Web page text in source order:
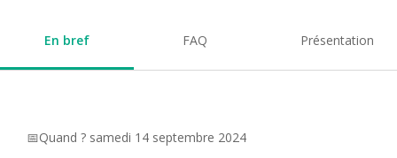
En bref FAQ Présentation
📅Quand ? samedi 14 septembre 2024